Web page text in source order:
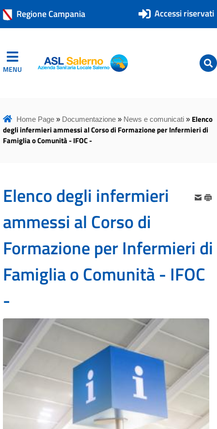
Regione Campania Accessi riservati
MENU ASL Salerno
ASL Salerno
Home Page» Documentazione» News e comunicati» Elenco
degli infermieri ammessi al Corso di Formazione per Infermieri di
Famiglia o Comunità - IFOC -
Elenco degli infermieri
ammessi al Corso di
Formazione per Infermieri di
Famiglia o Comunità - IFOC
-